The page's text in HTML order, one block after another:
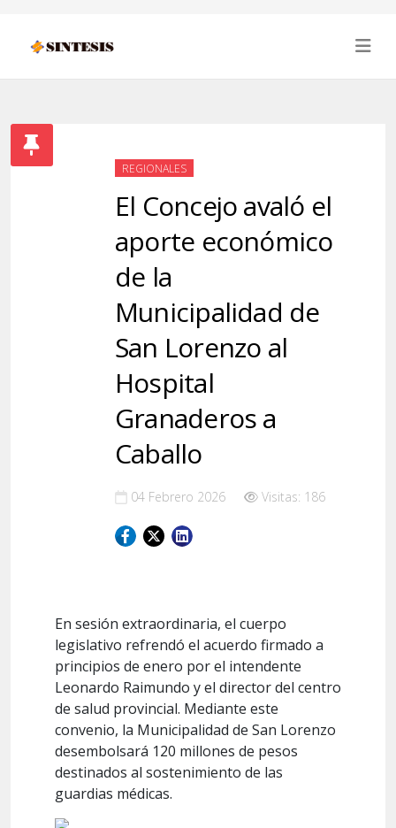
REGIONALES
El Concejo avaló el
aporte económico
de la
Municipalidad de
San Lorenzo al
Hospital
Granaderos a
Caballo
04 Febrero 2026 Visitas: 186
En sesión extraordinaria, el cuerpo
legislativo refrendó el acuerdo firmado a
principios de enero por el intendente
Leonardo Raimundo y el director del centro
de salud provincial. Mediante este
convenio, la Municipalidad de San Lorenzo
desembolsará 120 millones de pesos
destinados al sostenimiento de las
guardias médicas.